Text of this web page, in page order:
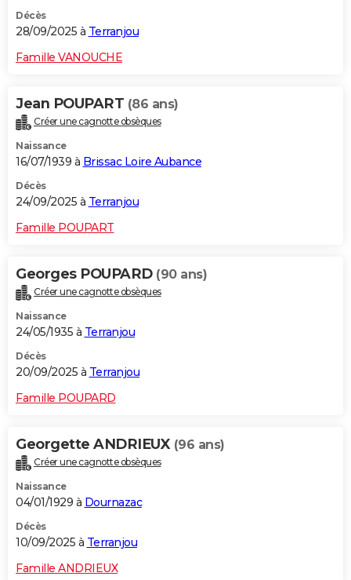
Décès
28/09/2025 à Terranjou
Famille VANOUCHE
Jean POUPART (86 ans)
Créer une cagnotte obsèques
Naissance
16/07/1939 à Brissac Loire Aubance
Décès
24/09/2025 à Terranjou
Famille POUPART
Georges POUPARD (90 ans)
Créer une cagnotte obsèques
Naissance
24/05/1935 à Terranjou
Décès
20/09/2025 à Terranjou
Famille POUPARD
Georgette ANDRIEUX (96 ans)
Créer une cagnotte obsèques
Naissance
04/01/1929 à Dournazac
Décès
10/09/2025 à Terranjou
Famille ANDRIEUX